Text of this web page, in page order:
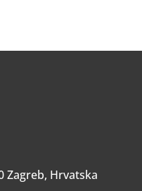
Zagreb, Hrvatska